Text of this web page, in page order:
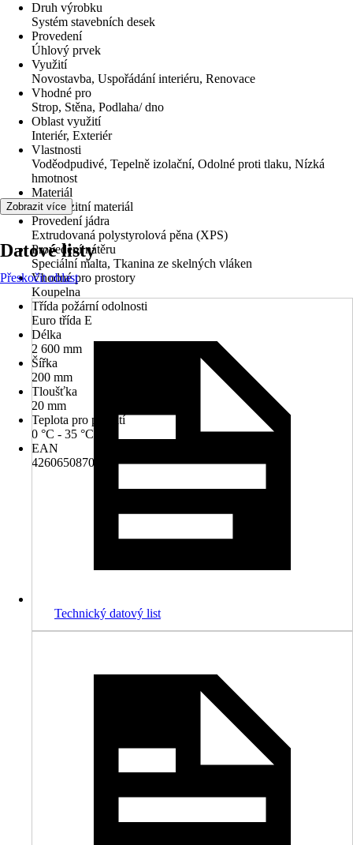
Druh výrobku
Systém stavebních desek
Provedení
Úhlový prvek
Využití
Novostavba, Uspořádání interiéru, Renovace
Vhodné pro
Strop, Stěna, Podlaha/ dno
Oblast využití
Interiér, Exteriér
Vlastnosti
Voděodpudivé, Tepelně izolační, Odolné proti tlaku, Nízká
hmotnost
Materiál
Kompozitní materiál
Provedení jádra
Extrudovaná polystyrolová pěna (XPS)
Provedení nátěru
Speciální malta, Tkanina ze skelných vláken
Vhodné pro prostory
Koupelna
Třída požární odolnosti
Euro třída E
Délka
2 600 mm
Šířka
200 mm
Tloušťka
20 mm
Teplota pro použití
0 °C - 35 °C
EAN
4260650870255
Zobrazit více
Datové listy
Přeskočit oblast
Technický datový list